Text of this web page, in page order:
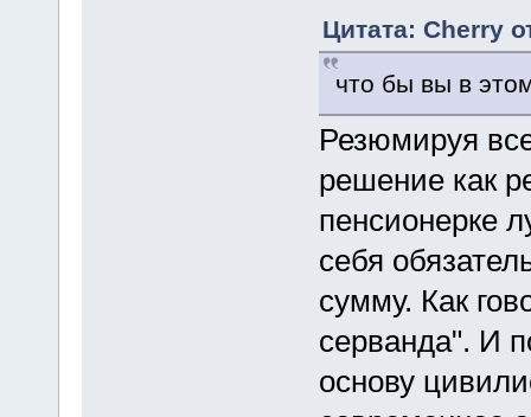
Цитата: Cherry
что бы вы в
Резюмируя
решение как
пенсионерке
себя
сумму. Как
серванда". И
основу